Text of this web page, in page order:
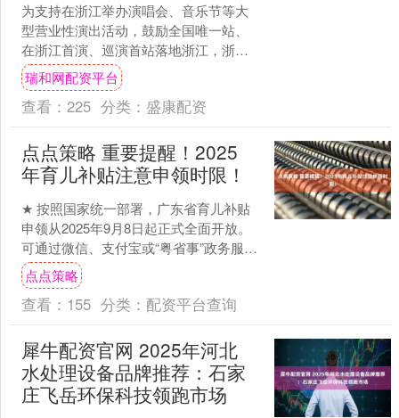
为支持在浙江举办演唱会、音乐节等大
型营业性演出活动，鼓励全国唯一站、
在浙江首演、巡演首站落地浙江，浙江
省文旅厅近日印发文件，对符合标准的
演出项目进行奖补。1月2....
瑞和网配资平台
查看： 225 分类： 盛康配资
点点策略 重要提醒！2025
年育儿补贴注意申领时限！
★ 按照国家统一部署，广东省育儿补贴
申领从2025年9月8日起正式全面开放。
可通过微信、支付宝或“粤省事”政务服务
平台线上申领，也可到婴幼儿户籍地的
乡镇政府、街....
点点策略
查看： 155 分类： 配资平台查询
犀牛配资官网 2025年河北
水处理设备品牌推荐：石家
庄飞岳环保科技领跑市场